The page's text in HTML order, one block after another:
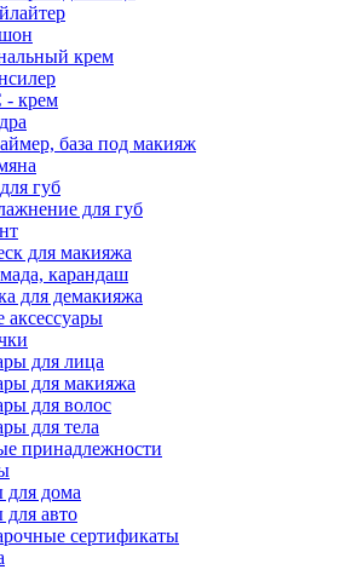
крем
крем
база под макияж
губ
для губ
для макияжа
карандаш
для демакияжа
аксессуары
для лица
для макияжа
для волос
для тела
принадлежности
дома
авто
сертификаты